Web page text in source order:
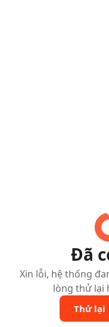
Đã
Xin lỗi, hệ thống
lòng thử lại
Thử lại